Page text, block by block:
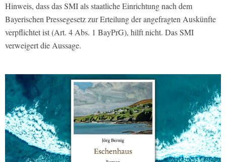
Hinweis, dass das SMI als staatliche Einrichtung nach dem
Bayerischen Pressegesetz zur Erteilung der angefragten Auskünfte
verpflichtet ist (Art. 4 Abs. 1 BayPrG), hilft nicht. Das SMI
verweigert die Aussage.